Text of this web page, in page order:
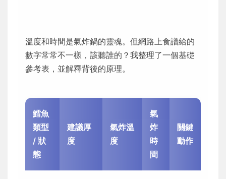
溫度和時間是氣炸鍋的靈魂。但網路上食譜給的
數字常常不一樣，該聽誰的？我整理了一個基礎
參考表，並解釋背後的原理。
鱈魚
類型
/ 狀
態
建議厚
度
氣炸溫
度
氣
炸
時
間
關鍵
動作